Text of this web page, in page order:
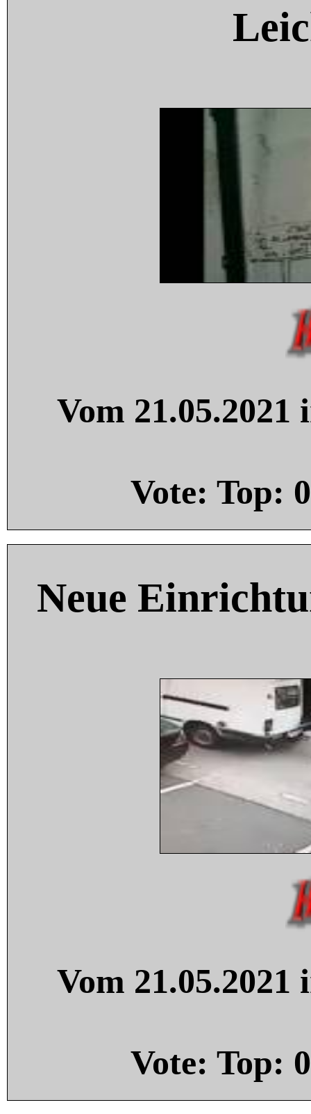
Vom
Vote: Top: 0
Neue
Vom
Vote: Top: 0